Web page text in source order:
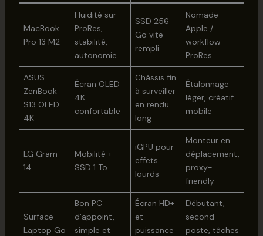
MacBook
Pro 13 M2
Fluidité sur
ProRes,
stabilité,
autonomie
SSD 256
Go vite
rempli
Nomade
Apple /
workflow
ProRes
ASUS
ZenBook
S13 OLED
4K
Écran OLED
4K
confortable
Châssis fin
à surveiller
en rendu
long
Étalonnage
léger, créatif
mobile
LG Gram
14
Mobilité +
SSD 1 To
iGPU pour
effets
lourds
Monteur en
déplacement,
proxy-
friendly
Surface
Laptop Go
Bon PC
d’appoint,
simple et
Écran HD+
et
puissance
Débutant,
second
poste, tâches